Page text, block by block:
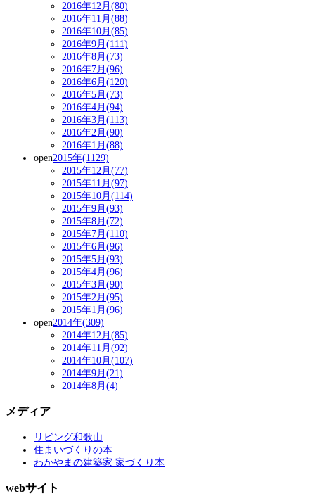
2016年12月(80)
2016年11月(88)
2016年10月(85)
2016年9月(111)
2016年8月(73)
2016年7月(96)
2016年6月(120)
2016年5月(73)
2016年4月(94)
2016年3月(113)
2016年2月(90)
2016年1月(88)
open2015年(1129)
2015年12月(77)
2015年11月(97)
2015年10月(114)
2015年9月(93)
2015年8月(72)
2015年7月(110)
2015年6月(96)
2015年5月(93)
2015年4月(96)
2015年3月(90)
2015年2月(95)
2015年1月(96)
open2014年(309)
2014年12月(85)
2014年11月(92)
2014年10月(107)
2014年9月(21)
2014年8月(4)
メディア
リビング和歌山
住まいづくりの本
わかやまの建築家 家づくり本
webサイト